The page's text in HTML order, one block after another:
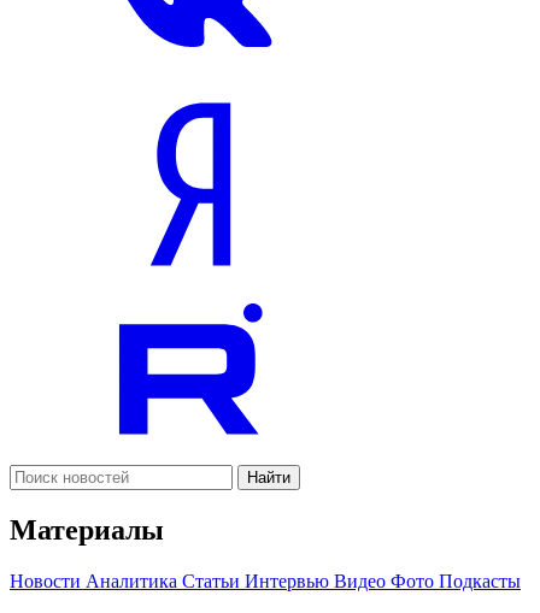
Найти
Материалы
Новости Аналитика Статьи Интервью Видео Фото Подкасты